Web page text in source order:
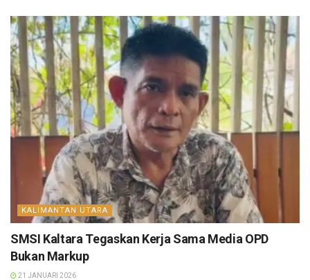
KALIMANTAN UTARA
SMSI Kaltara Tegaskan Kerja Sama Media OPD
Bukan Markup
21 JANUARI 2026